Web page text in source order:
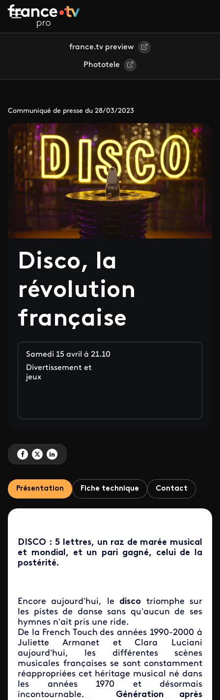
Aller au contenu principal
france.tv preview
Phototele
Communiqué de presse du 28/03/2023
Disco, la
révolution
française
Samedi 15 avril à 21.10
Divertissement et
jeux
Partagez 'Disco, la révolution française' sur Facebook
Partagez 'Disco, la révolution française' sur X
Partagez 'Disco, la révolution française' sur LinkedIn
Présentation Fiche technique Contact
DISCO : 5 lettres, un raz de marée musical
et mondial, et un pari gagné, celui de la
postérité.
Encore aujourd’hui, le disco triomphe sur
les pistes de danse sans qu’aucun de ses
hymnes n’ait pris une ride.
De la French Touch des années 1990-2000 à
Juliette Armanet et Clara Luciani
aujourd’hui, les différentes scènes
musicales françaises se sont constamment
réappropriées cet héritage musical né dans
les années 1970 et désormais
incontournable. Génération après